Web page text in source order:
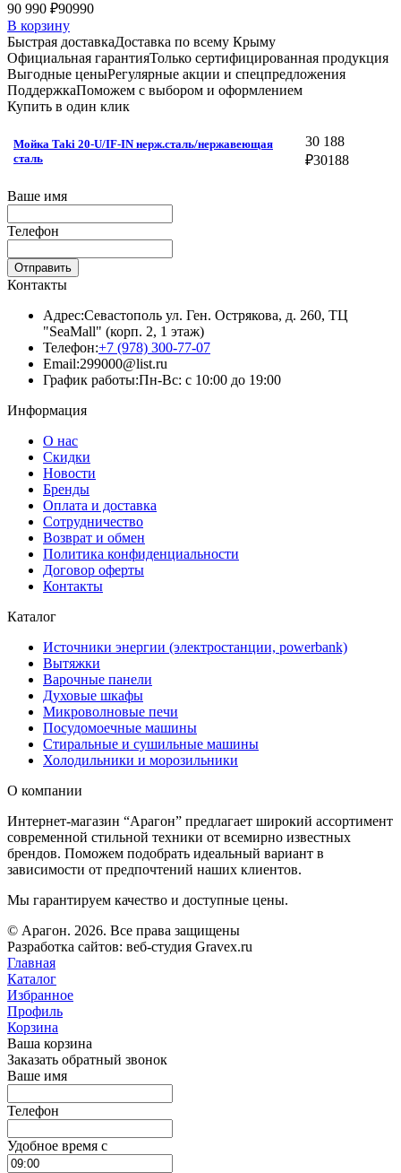
90 990 ₽90990
В корзину
Быстрая доставкаДоставка по всему Крыму
Официальная гарантияТолько сертифицированная продукция
Выгодные ценыРегулярные акции и спецпредложения
ПоддержкаПоможем с выбором и оформлением
Купить в один клик
Мойка Taki 20-U/IF-IN нерж.сталь/нержавеющая
сталь
30 188
₽30188
Ваше имя
Телефон
Отправить
Контакты
Адрес:Севастополь ул. Ген. Острякова, д. 260, ТЦ
"SeaMall" (корп. 2, 1 этаж)
Телефон:+7 (978) 300-77-07
Email:299000@list.ru
График работы:Пн-Вс: с 10:00 до 19:00
Информация
О нас
Скидки
Новости
Бренды
Оплата и доставка
Сотрудничество
Возврат и обмен
Политика конфиденциальности
Договор оферты
Контакты
Каталог
Источники энергии (электростанции, powerbank)
Вытяжки
Варочные панели
Духовые шкафы
Микроволновые печи
Посудомоечные машины
Стиральные и сушильные машины
Холодильники и морозильники
О компании
Интернет-магазин “Арагон” предлагает широкий ассортимент
современной стильной техники от всемирно известных
брендов. Поможем подобрать идеальный вариант в
зависимости от предпочтений наших клиентов.
Мы гарантируем качество и доступные цены.
© Арагон. 2026. Все права защищены
Разработка сайтов: веб-студия Gravex.ru
Главная
Каталог
Избранное
Профиль
Корзина
Ваша корзина
Заказать обратный звонок
Ваше имя
Телефон
Удобное время c